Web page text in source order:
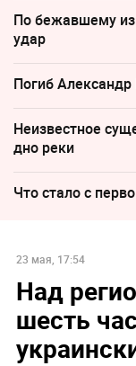
По бежавшему
удар
Погиб
Неизвестное
дно реки
Что стало с
23 мая, 17:54
Над
шесть